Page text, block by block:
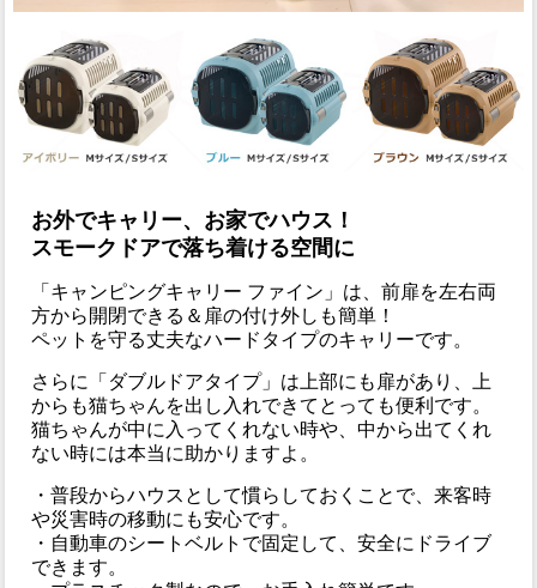
お外でキャリー、お家でハウス！
スモークドアで落ち着ける空間に
「キャンピングキャリー ファイン」は、前扉を左右両
方から開閉できる＆扉の付け外しも簡単！
ペットを守る丈夫なハードタイプのキャリーです。
さらに「ダブルドアタイプ」は上部にも扉があり、上
からも猫ちゃんを出し入れできてとっても便利です。
猫ちゃんが中に入ってくれない時や、中から出てくれ
ない時には本当に助かりますよ。
・普段からハウスとして慣らしておくことで、来客時
や災害時の移動にも安心です。
・自動車のシートベルトで固定して、安全にドライブ
できます。